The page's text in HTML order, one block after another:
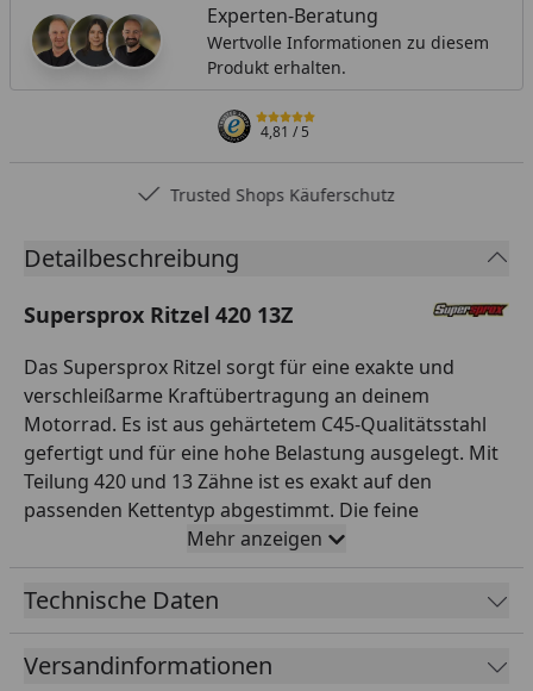
Experten-Beratung
Wertvolle Informationen zu diesem
Produkt erhalten.
4,81/ 5
Trusted Shops Käuferschutz
Detailbeschreibung
Supersprox Ritzel 420 13Z
Das Supersprox Ritzel sorgt für eine exakte und
verschleißarme Kraftübertragung an deinem
Motorrad. Es ist aus gehärtetem C45-Qualitätsstahl
gefertigt und für eine hohe Belastung ausgelegt. Mit
Teilung 420 und 13 Zähne ist es exakt auf den
passenden Kettentyp abgestimmt. Die feine
Verzahnung greift sauber in die Kette und minimiert
den Verschleiß. So sorgst du für eine zuverlässige
Kraftübertragung und ein direktes
hochwertige Antriebskomponenten in
Erstausrüsterqualität. Bei BTR Tools erhältst du
Mehr anzeigen
Technische Daten
Versandinformationen